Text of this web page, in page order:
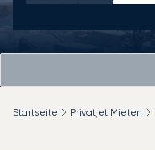
Startseite Privatjet Mieten